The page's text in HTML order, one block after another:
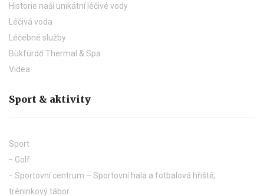
Historie naší unikátní léčivé vody
Léčivá voda
Léčebné služby
Bükfürdő Thermal & Spa
Videa
Sport & aktivity
Sport
Golf
Sportovní centrum – Sportovní hala a fotbalová hřiště,
tréninkový tábor